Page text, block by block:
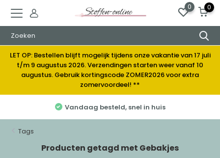
0 0
LET OP: Bestellen blijft mogelijk tijdens onze vakantie van 17 juli
t/m 9 augustus 2026. Verzendingen starten weer vanaf 10
augustus. Gebruik kortingscode ZOMER2026 voor extra
zomervoordeel! **
Vandaag besteld, snel in huis
Tags
Producten getagd met Gebakjes